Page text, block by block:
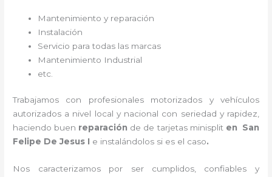
Mantenimiento y reparación
Instalación
Servicio para todas las marcas
Mantenimiento Industrial
etc.
Trabajamos con profesionales motorizados y vehículos
autorizados a nivel local y nacional con seriedad y rapidez,
haciendo buen reparación de de tarjetas minisplit en San
Felipe De Jesus I e instalándolos si es el caso.
Nos caracterizamos por ser cumplidos, confiables y